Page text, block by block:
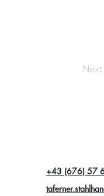
Next
+43 (676) 57